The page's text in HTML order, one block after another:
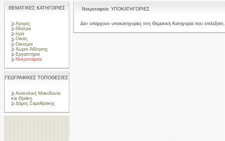
ΘΕΜΑΤΙΚΕΣ ΚΑΤΗΓΟΡΙΕΣ
Αγορές
Θέατρα
Ιερά
Οικίες
Οικισμοί
Χώροι Άθλησης
Εργαστήρια
Νεκροταφεία
ΓΕΩΓΡΑΦΙΚΕΣ ΤΟΠΟΘΕΣΙΕΣ
Ανατολική Μακεδονία
και Θράκη
Δήμος Σαμοθράκης
Νεκροταφεία: ΥΠΟΚΑΤΗΓΟΡΙΕΣ
Δεν υπάρχουν υποκατηγορίες στη Θεματική Κατηγορία που επιλέξατε.